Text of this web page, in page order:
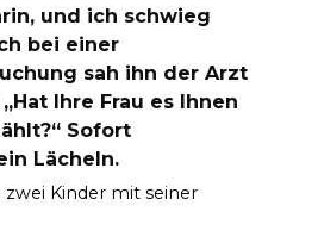
und ich schwieg
bei einer
sah ihn der Arzt
Ihre Frau es Ihnen
Sofort
Lächeln.
Kinder mit seiner